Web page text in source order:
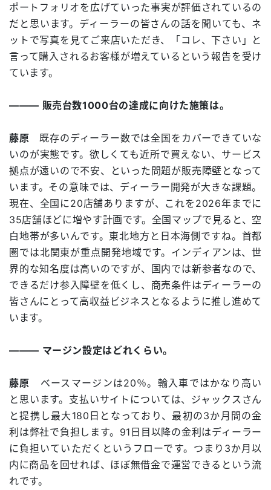
ポートフォリオを広げていった事実が評価されているの
だと思います。ディーラーの皆さんの話を聞いても、ネ
ットで写真を見てご来店いただき、「コレ、下さい」と
言って購入されるお客様が増えているという報告を受け
ています。
――― 販売台数1000台の達成に向けた施策は。
藤原 既存のディーラー数では全国をカバーできていな
いのが実態です。欲しくても近所で買えない、サービス
拠点が遠いので不安、といった問題が販売障壁となって
います。その意味では、ディーラー開発が大きな課題。
現在、全国に20店舗ありますが、これを2026年までに
35店舗ほどに増やす計画です。全国マップで見ると、空
白地帯が多いんです。東北地方と日本海側ですね。首都
圏では北関東が重点開発地域です。インディアンは、世
界的な知名度は高いのですが、国内では新参者なので、
できるだけ参入障壁を低くし、商売条件はディーラーの
皆さんにとって高収益ビジネスとなるように推し進めて
います。
――― マージン設定はどれくらい。
藤原 ベースマージンは20％。輸入車ではかなり高い
と思います。支払いサイトについては、ジャックスさん
と提携し最大180日となっており、最初の3か月間の金
利は弊社で負担します。91日目以降の金利はディーラー
に負担いていただくというフローです。つまり3か月以
内に商品を回せれば、ほぼ無借金で運営できるという流
れです。